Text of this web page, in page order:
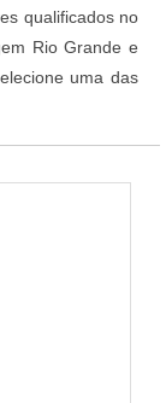
qualificados no
Rio Grande e
uma das